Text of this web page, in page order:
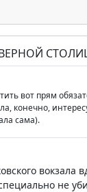
вот прям
конечно,
сама).
не